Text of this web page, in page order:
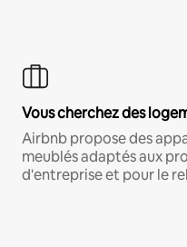
Vous cherchez des
Airbnb propose des
meublés adaptés aux
d'entreprise et pour le